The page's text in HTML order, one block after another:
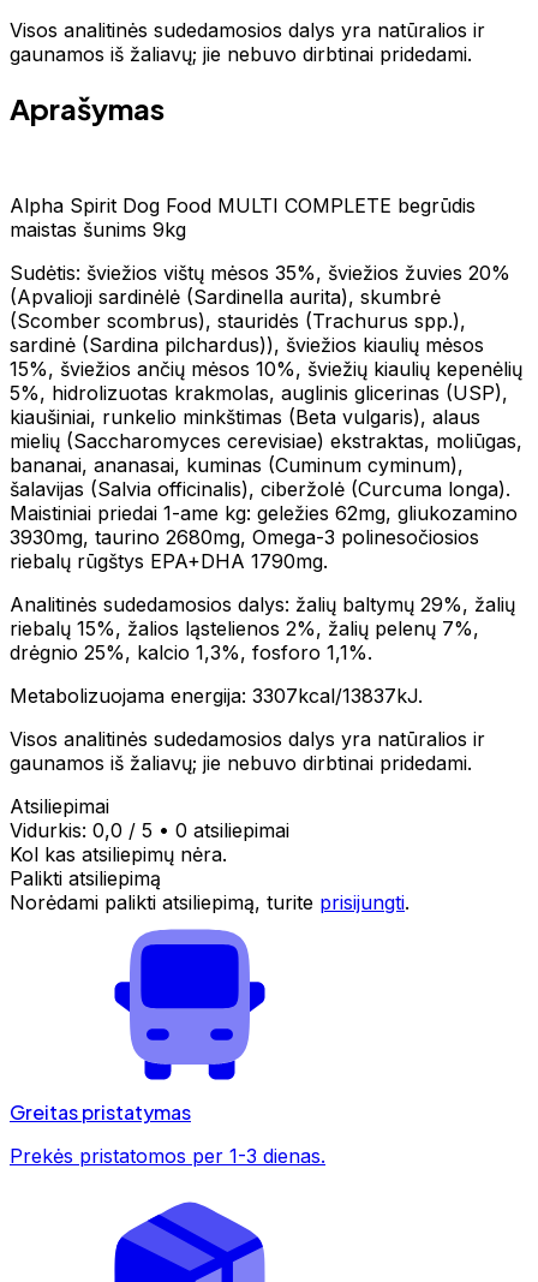
Visos analitinės sudedamosios dalys yra natūralios ir
gaunamos iš žaliavų; jie nebuvo dirbtinai pridedami.
Aprašymas
Alpha Spirit Dog Food MULTI COMPLETE begrūdis
maistas šunims 9kg
Sudėtis: šviežios vištų mėsos 35%, šviežios žuvies 20%
(Apvalioji sardinėlė (Sardinella aurita), skumbrė
(Scomber scombrus), stauridės (Trachurus spp.),
sardinė (Sardina pilchardus)), šviežios kiaulių mėsos
15%, šviežios ančių mėsos 10%, šviežių kiaulių kepenėlių
5%, hidrolizuotas krakmolas, auglinis glicerinas (USP),
kiaušiniai, runkelio minkštimas (Beta vulgaris), alaus
mielių (Saccharomyces cerevisiae) ekstraktas, moliūgas,
bananai, ananasai, kuminas (Cuminum cyminum),
šalavijas (Salvia officinalis), ciberžolė (Curcuma longa).
Maistiniai priedai 1-ame kg: geležies 62mg, gliukozamino
3930mg, taurino 2680mg, Omega-3 polinesočiosios
riebalų rūgštys EPA+DHA 1790mg.
Analitinės sudedamosios dalys: žalių baltymų 29%, žalių
riebalų 15%, žalios ląstelienos 2%, žalių pelenų 7%,
drėgnio 25%, kalcio 1,3%, fosforo 1,1%.
Metabolizuojama energija: 3307kcal/13837kJ.
Visos analitinės sudedamosios dalys yra natūralios ir
gaunamos iš žaliavų; jie nebuvo dirbtinai pridedami.
Atsiliepimai
Vidurkis: 0,0 / 5 • 0 atsiliepimai
Kol kas atsiliepimų nėra.
Palikti atsiliepimą
Norėdami palikti atsiliepimą, turite prisijungti.
Greitas pristatymas
Prekės pristatomos per 1-3 dienas.